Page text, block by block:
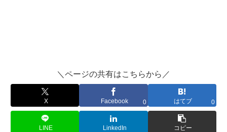
＼ページの共有はこちらから／
X Facebook 0 はてブ 0
LINE LinkedIn コピー